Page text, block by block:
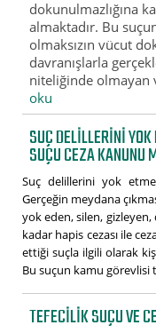
dokunulmazlığına
almaktadır. Bu
olmaksızın vücut
davranışlarla
niteliğinde olmayan
oku
SUÇ DELILLERINI
SUÇU CEZA KANUNU
Suç delillerini yok
Gerçeğin meydana
yok eden, silen, gizleyen,
kadar hapis cezası ile
ettiği suçla ilgili olarak
Bu suçun kamu görevlisi
TEFECILIK SUÇU VE